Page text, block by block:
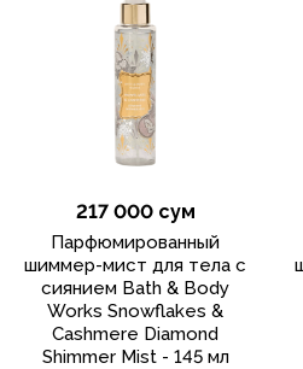
217 000 сум
Парфюмированный
шиммер-мист для тела с
сиянием Bath & Body
Works Snowflakes &
Cashmere Diamond
Shimmer Mist - 145 мл